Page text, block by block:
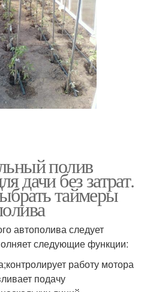
полив
дачи без затрат.
таймеры
автополива следует
следующие функции:
работу мотора
подачу